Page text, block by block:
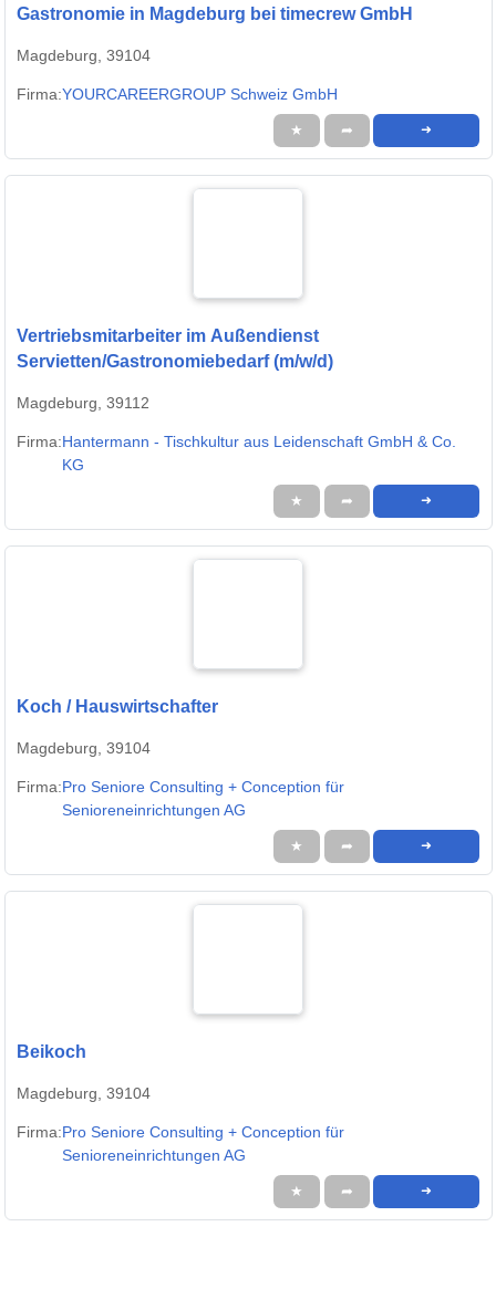
Gastronomie in Magdeburg bei timecrew GmbH
Magdeburg, 39104
Firma:YOURCAREERGROUP Schweiz GmbH
★ ➦ ➜
Vertriebsmitarbeiter im Außendienst
Servietten/Gastronomiebedarf (m/w/d)
Magdeburg, 39112
Firma:Hantermann - Tischkultur aus Leidenschaft GmbH & Co.
KG
★ ➦ ➜
Koch / Hauswirtschafter
Magdeburg, 39104
Firma:Pro Seniore Consulting + Conception für
Senioreneinrichtungen AG
★ ➦ ➜
Beikoch
Magdeburg, 39104
Firma:Pro Seniore Consulting + Conception für
Senioreneinrichtungen AG
★ ➦ ➜